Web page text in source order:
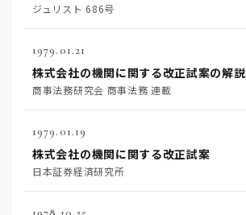
ジュリスト 686号
1979.01.21
株式会社の機関に関する改正試案の解説
商事法務研究会 商事法務 連載
1979.01.19
株式会社の機関に関する改正試案
日本証券経済研究所